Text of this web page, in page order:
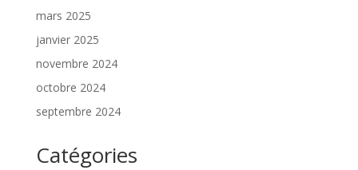
mars 2025
janvier 2025
novembre 2024
octobre 2024
septembre 2024
Catégories